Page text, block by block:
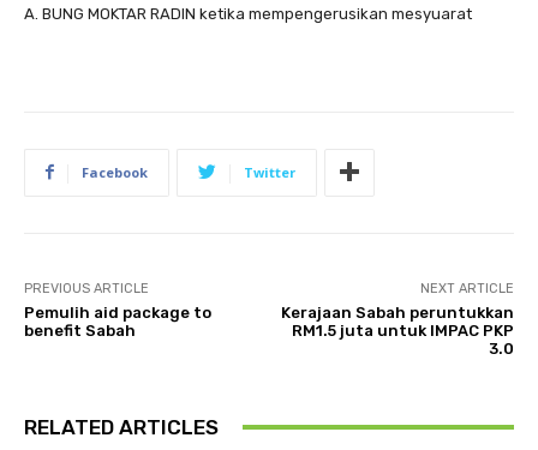
A. BUNG MOKTAR RADIN ketika mempengerusikan mesyuarat
Facebook Twitter
PREVIOUS ARTICLE
Pemulih aid package to
benefit Sabah
NEXT ARTICLE
Kerajaan Sabah peruntukkan
RM1.5 juta untuk IMPAC PKP
3.0
RELATED ARTICLES